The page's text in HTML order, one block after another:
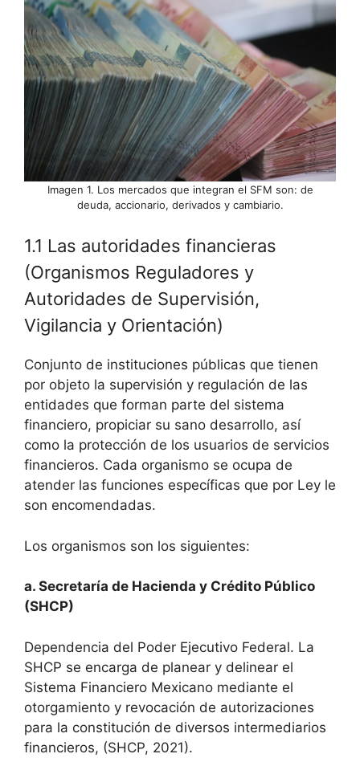
Imagen 1. Los mercados que integran el SFM son: de
deuda, accionario, derivados y cambiario.
1.1 Las autoridades financieras
(Organismos Reguladores y
Autoridades de Supervisión,
Vigilancia y Orientación)
Conjunto de instituciones públicas que tienen
por objeto la supervisión y regulación de las
entidades que forman parte del sistema
financiero, propiciar su sano desarrollo, así
como la protección de los usuarios de servicios
financieros. Cada organismo se ocupa de
atender las funciones específicas que por Ley le
son encomendadas.
Los organismos son los siguientes:
a. Secretaría de Hacienda y Crédito Público
(SHCP)
Dependencia del Poder Ejecutivo Federal. La
SHCP se encarga de planear y delinear el
Sistema Financiero Mexicano mediante el
otorgamiento y revocación de autorizaciones
para la constitución de diversos intermediarios
financieros, (SHCP, 2021).